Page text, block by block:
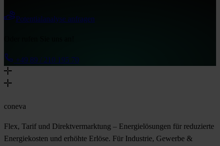
Potentialanalyse anfragen
+49 89 / 210 195 70
coneva
Flex, Tarif und Direktvermarktung – Energielösungen für reduzierte
Energiekosten und erhöhte Erlöse. Für Industrie, Gewerbe &